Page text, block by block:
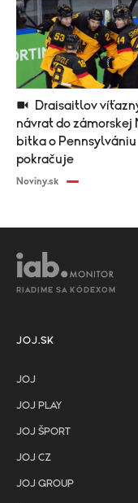
návrat do zámorskej
bitka o Pennsylvániu
pokračuje
Noviny.sk
RIADIME SA KÓDEXOM
JOJ.SK
JOJ
JOJ PLAY
JOJ ŠPORT
JOJ CZ
JOJ GROUP